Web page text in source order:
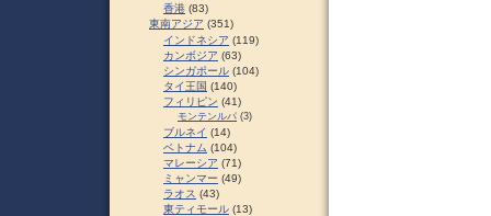
香港 (83)
東南アジア (351)
インドネシア (119)
カンボジア (63)
シンガポール (104)
タイ王国 (140)
フィリピン (41)
モンテンルパ (3)
ブルネイ (14)
ベトナム (104)
マレーシア (71)
ミャンマー (49)
ラオス (43)
東ティモール (13)